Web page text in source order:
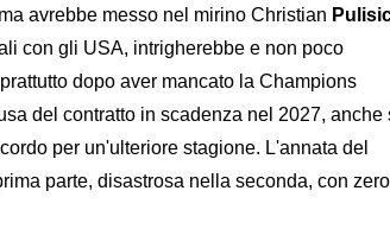
avrebbe messo nel mirino Christian
con gli USA, intrigherebbe e non poco
dopo aver mancato la Champions
del contratto in scadenza nel 2027, anche
per un'ulteriore stagione. L'annata del
parte, disastrosa nella seconda, con zero